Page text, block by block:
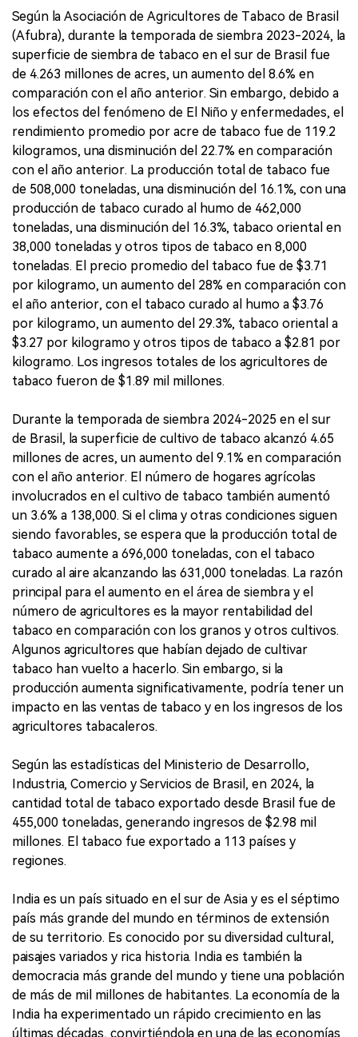
Según la Asociación de Agricultores de Tabaco de Brasil
(Afubra), durante la temporada de siembra 2023-2024, la
superficie de siembra de tabaco en el sur de Brasil fue
de 4.263 millones de acres, un aumento del 8.6% en
comparación con el año anterior. Sin embargo, debido a
los efectos del fenómeno de El Niño y enfermedades, el
rendimiento promedio por acre de tabaco fue de 119.2
kilogramos, una disminución del 22.7% en comparación
con el año anterior. La producción total de tabaco fue
de 508,000 toneladas, una disminución del 16.1%, con una
producción de tabaco curado al humo de 462,000
toneladas, una disminución del 16.3%, tabaco oriental en
38,000 toneladas y otros tipos de tabaco en 8,000
toneladas. El precio promedio del tabaco fue de $3.71
por kilogramo, un aumento del 28% en comparación con
el año anterior, con el tabaco curado al humo a $3.76
por kilogramo, un aumento del 29.3%, tabaco oriental a
$3.27 por kilogramo y otros tipos de tabaco a $2.81 por
kilogramo. Los ingresos totales de los agricultores de
tabaco fueron de $1.89 mil millones.
Durante la temporada de siembra 2024-2025 en el sur
de Brasil, la superficie de cultivo de tabaco alcanzó 4.65
millones de acres, un aumento del 9.1% en comparación
con el año anterior. El número de hogares agrícolas
involucrados en el cultivo de tabaco también aumentó
un 3.6% a 138,000. Si el clima y otras condiciones siguen
siendo favorables, se espera que la producción total de
tabaco aumente a 696,000 toneladas, con el tabaco
curado al aire alcanzando las 631,000 toneladas. La razón
principal para el aumento en el área de siembra y el
número de agricultores es la mayor rentabilidad del
tabaco en comparación con los granos y otros cultivos.
Algunos agricultores que habían dejado de cultivar
tabaco han vuelto a hacerlo. Sin embargo, si la
producción aumenta significativamente, podría tener un
impacto en las ventas de tabaco y en los ingresos de los
agricultores tabacaleros.
Según las estadísticas del Ministerio de Desarrollo,
Industria, Comercio y Servicios de Brasil, en 2024, la
cantidad total de tabaco exportado desde Brasil fue de
455,000 toneladas, generando ingresos de $2.98 mil
millones. El tabaco fue exportado a 113 países y
regiones.
India es un país situado en el sur de Asia y es el séptimo
país más grande del mundo en términos de extensión
de su territorio. Es conocido por su diversidad cultural,
paisajes variados y rica historia. India es también la
democracia más grande del mundo y tiene una población
de más de mil millones de habitantes. La economía de la
India ha experimentado un rápido crecimiento en las
últimas décadas, convirtiéndola en una de las economías